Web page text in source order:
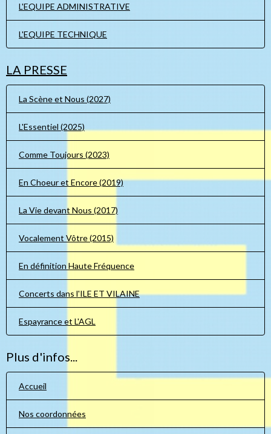
L'EQUIPE ADMINISTRATIVE
L'EQUIPE TECHNIQUE
LA PRESSE
La Scène et Nous (2027)
L'Essentiel (2025)
Comme Toujours (2023)
En Choeur et Encore (2019)
La Vie devant Nous (2017)
Vocalement Vôtre (2015)
En définition Haute Fréquence
Concerts dans l'ILE ET VILAINE
Espayrance et L'AGL
Plus d'infos...
Accueil
Nos coordonnées